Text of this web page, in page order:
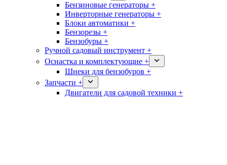
Бензиновые генераторы +
Инверторные генераторы +
Блоки автоматики +
Бензорезы +
Бензобуры +
Ручной садовый инструмент +
Оснастка и комплектующие +
Шнеки для бензобуров +
Запчасти +
Двигатели для садовой техники +